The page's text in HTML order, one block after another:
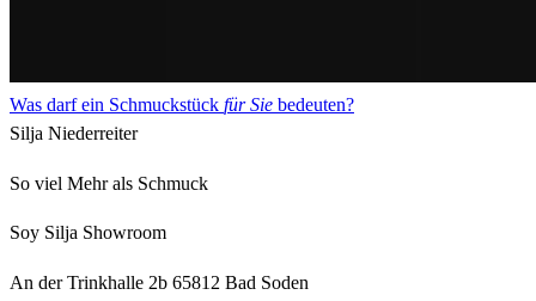
Was darf ein Schmuckstück für Sie bedeuten?
Silja Niederreiter
So viel Mehr als Schmuck
Soy Silja Showroom
An der Trinkhalle 2b 65812 Bad Soden